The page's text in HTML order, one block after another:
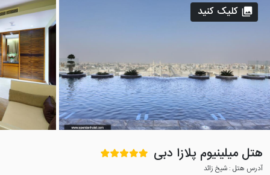
هتل میلینیوم پلازا دبی
آدرس هتل : شیخ زائد
کلیک کنید